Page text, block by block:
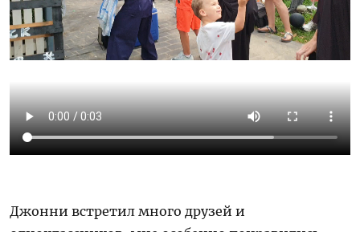
Джонни встретил много друзей и